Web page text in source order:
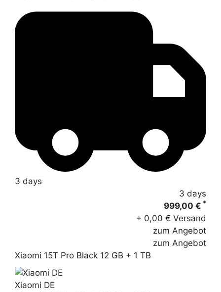
3 days
3 days
999,00 € *
+ 0,00 € Versand
zum Angebot
zum Angebot
Xiaomi 15T Pro Black 12 GB + 1 TB
Xiaomi DE